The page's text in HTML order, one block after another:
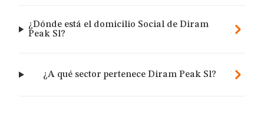
¿Dónde está el domicilio Social de Diram
Peak Sl?
¿A qué sector pertenece Diram Peak Sl?